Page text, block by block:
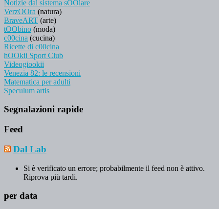
Notizie dal sistema sOOlare
VerzOOra (natura)
BraveART (arte)
tOObino (moda)
c00cina (cucina)
Ricette di c00cina
hOOkii Sport Club
Videogiookii
Venezia 82: le recensioni
Matematica per adulti
Speculum artis
Segnalazioni rapide
Feed
Dal Lab
Si è verificato un errore; probabilmente il feed non è attivo.
Riprova più tardi.
per data